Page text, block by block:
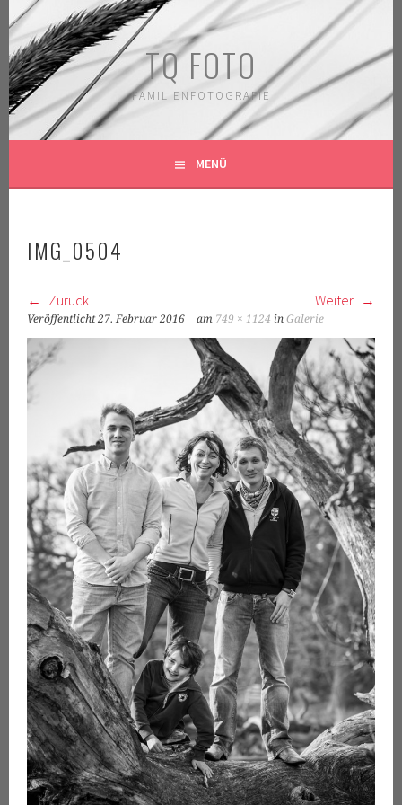
Springe
zum
Inhalt
TQ FOTO
FAMILIENFOTOGRAFIE
MENÜ
IMG_0504
Zurück Weiter
Veröffentlicht27. Februar 2016 am 749 × 1124 inGalerie